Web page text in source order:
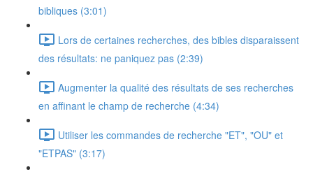
bibliques (3:01)
Lors de certaines recherches, des bibles disparaissent
des résultats: ne paniquez pas (2:39)
Augmenter la qualité des résultats de ses recherches
en affinant le champ de recherche (4:34)
Utiliser les commandes de recherche "ET", "OU" et
"ETPAS" (3:17)